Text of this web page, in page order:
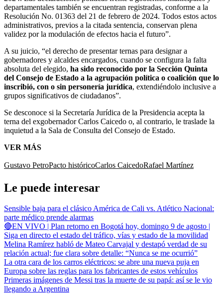
departamentales también se encuentran registradas, conforme a la
Resolución No. 01363 del 21 de febrero de 2024. Todos estos actos
administrativos, previos a la citada sentencia, conservan plena
validez por la modulación de efectos hacia el futuro”.
A su juicio, “el derecho de presentar ternas para designar a
gobernadores y alcaldes encargados, cuando se configura la falta
absoluta del elegido, ha sido reconocido por la Sección Quinta
del Consejo de Estado a la agrupación política o coalición que lo
inscribió, con o sin personería jurídica, extendiéndolo inclusive a
grupos significativos de ciudadanos”.
Se desconoce si la Secretaría Jurídica de la Presidencia acepta la
terna del exgobernador Carlos Caicedo o, al contrario, le traslade la
inquietud a la Sala de Consulta del Consejo de Estado.
VER MÁS
Gustavo PetroPacto históricoCarlos CaicedoRafael Martínez
Le puede interesar
Sensible baja para el clásico América de Cali vs. Atlético Nacional:
parte médico prende alarmas
🔴EN VIVO | Plan retorno en Bogotá hoy, domingo 9 de agosto |
Siga en directo el estado del tráfico, vías y estado de la movilidad
Melina Ramírez habló de Mateo Carvajal y destapó verdad de su
relación actual; fue clara sobre detalle: “Nunca se me ocurrió”
La otra cara de los carros eléctricos: se abre una nueva puja en
Europa sobre las reglas para los fabricantes de estos vehículos
Primeras imágenes de Messi tras la muerte de su papá: así se le vio
llegando a Argentina